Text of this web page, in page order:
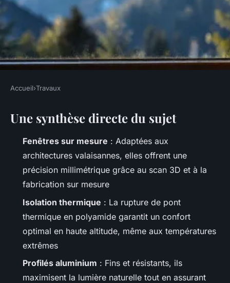
Astuces pour améliorer
l'efficacité énergétique
fenêtres aluminium Valais
Auberte 28/04/2026 11:10 10 min de lecture
Accueil›Travaux
Une synthèse directe du sujet
Fenêtres sur mesure : Adaptées aux
architectures valaisannes, elles offrent une
précision millimétrique grâce au scan 3D et à la
fabrication sur mesure
Isolation thermique : La rupture de pont
thermique en polyamide garantit un confort
optimal en haute altitude, même aux températures
extrêmes
Profilés aluminium : Fins et résistants, ils
maximisent la lumière naturelle tout en assurant